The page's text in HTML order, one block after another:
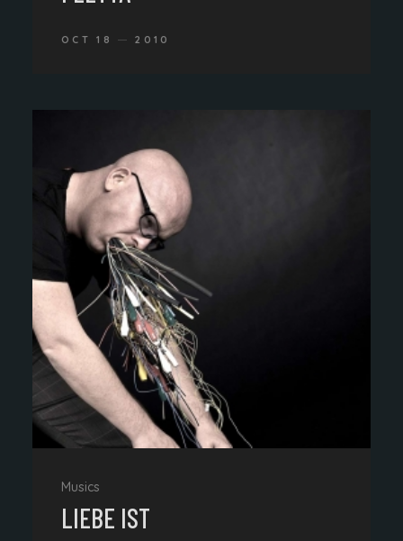
OCT 18 2010
Musics
LIEBE IST